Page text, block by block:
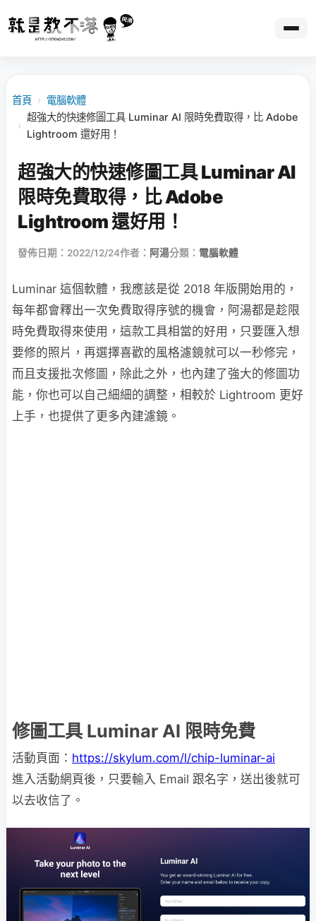
首頁 › 電腦軟體
›
超強大的快速修圖工具 Luminar AI 限時免費取得，比 Adobe
Lightroom 還好用！
超強大的快速修圖工具 Luminar AI
限時免費取得，比 Adobe
Lightroom 還好用！
發佈日期：2022/12/24作者： 阿湯分類： 電腦軟體
Luminar 這個軟體，我應該是從 2018 年版開始用的，
每年都會釋出一次免費取得序號的機會，阿湯都是趁限
時免費取得來使用，這款工具相當的好用，只要匯入想
要修的照片，再選擇喜歡的風格濾鏡就可以一秒修完，
而且支援批次修圖，除此之外，也內建了強大的修圖功
能，你也可以自己細細的調整，相較於 Lightroom 更好
上手，也提供了更多內建濾鏡。
修圖工具 Luminar AI 限時免費
活動頁面： https://skylum.com/l/chip-luminar-ai
進入活動網頁後，只要輸入 Email 跟名字，送出後就可
以去收信了。